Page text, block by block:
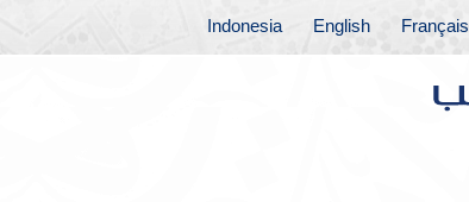
Français
English
Indonesia